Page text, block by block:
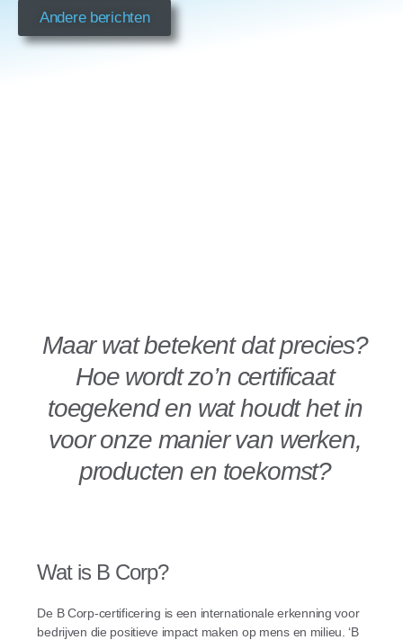
Andere berichten
Maar wat betekent dat precies?
Hoe wordt zo’n certificaat
toegekend en wat houdt het in
voor onze manier van werken,
producten en toekomst?
Wat is B Corp?
De B Corp-certificering is een internationale erkenning voor
bedrijven die positieve impact maken op mens en milieu. ‘B